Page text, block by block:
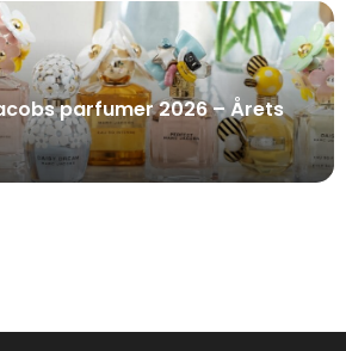
parfumer 2026 – Årets